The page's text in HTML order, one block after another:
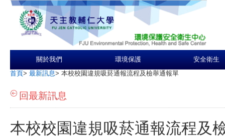
關於我們 環境保護 安全衛生
首頁> 最新訊息> 本校校園違規吸菸通報流程及檢舉通報單
回最新訊息
本校校園違規吸菸通報流程及